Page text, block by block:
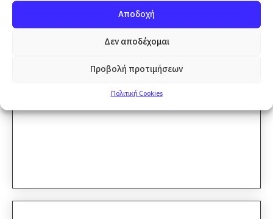
Αποδοχή
Δεν αποδέχομαι
Προβολή προτιμήσεων
Πολιτική Cookies
Μάθετε πώς να σταματήσετε τη σπατάλη budget
αξιοποιώντας data-driven στρατηγικές σε Google
Εξερευνήστε το Ads